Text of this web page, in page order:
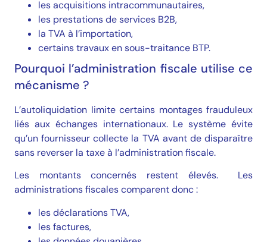
les acquisitions intracommunautaires,
les prestations de services B2B,
la TVA à l’importation,
certains travaux en sous-traitance BTP.
Pourquoi l’administration fiscale utilise ce
mécanisme ?
L’autoliquidation limite certains montages frauduleux
liés aux échanges internationaux. Le système évite
qu’un fournisseur collecte la TVA avant de disparaître
sans reverser la taxe à l’administration fiscale.
Les montants concernés restent élevés. Les
administrations fiscales comparent donc :
les déclarations TVA,
les factures,